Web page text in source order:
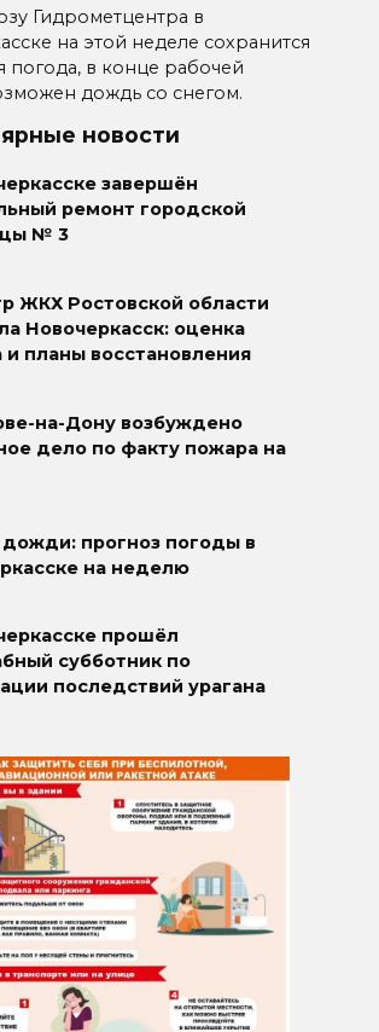
Гидрометцентра в
на этой неделе сохранится
погода, в конце рабочей
дождь со снегом.
новости
завершён
ремонт городской
№ 3
ЖКХ Ростовской области
Новочеркасск: оценка
планы восстановления
на-Дону возбуждено
дело по факту пожара на
прогноз погоды в
на неделю
прошёл
субботник по
последствий урагана